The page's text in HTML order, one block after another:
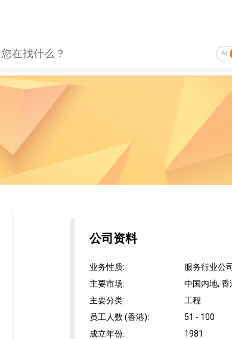
AI
公司资料
业务性质:
服务行业公司
主要市场:
中国内地, 香
主要分类:
工程
员工人数 (香港):
51 - 100
成立年份: 1981